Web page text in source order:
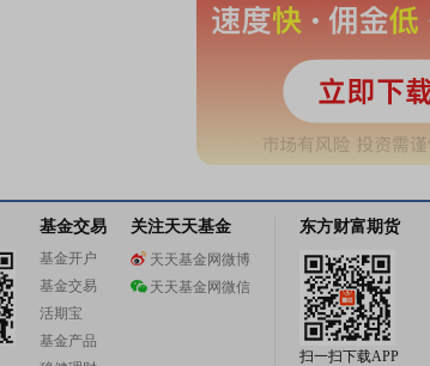
基金交易
基金开户
基金交易
活期宝
基金产品
关注天天基金
天天基金网微博
天天基金网微信
东方财富期货
扫一扫下载APP